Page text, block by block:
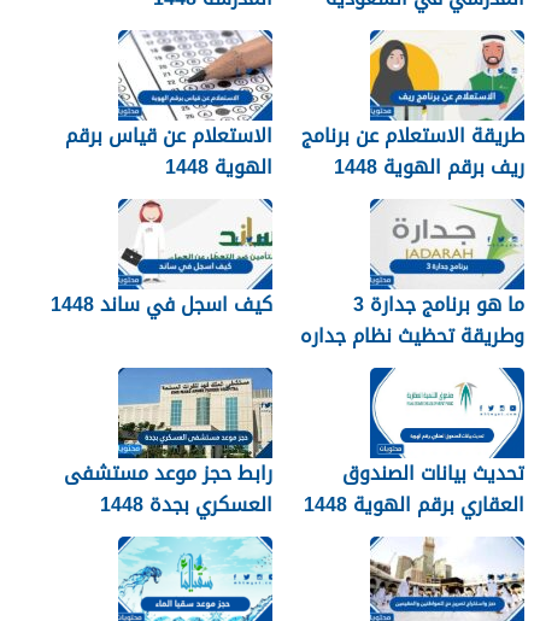
1448
طريقة الاستعلام عن برنامج
ريف برقم الهوية 1448
الاستعلام عن قياس برقم
الهوية 1448
services.qiyas.sa
ما هو برنامج جدارة 3
وطريقة تحظيث نظام جداره
1448
كيف اسجل في ساند 1448
تحديث بيانات الصندوق
العقاري برقم الهوية 1448
الرابط والخطوات
رابط حجز موعد مستشفى
العسكري بجدة 1448